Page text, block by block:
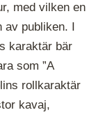
med vilken en
publiken. I
karaktär bär
som ”A
rollkaraktär
kavaj,